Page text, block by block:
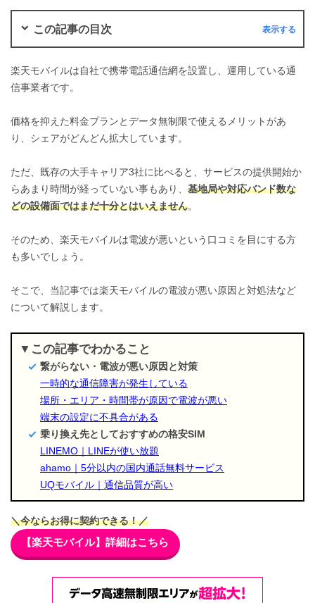
この記事の目次
楽天モバイルは自社で携帯電話通信網を設置し、運用している通
信事業者です。
価格を抑えた料金プランとデータ無制限で使えるメリットがあ
り、シェアがどんどん拡大しています。
ただ、既存の大手キャリア3社に比べると、サービスの提供開始か
らあまり時間が経っていない事もあり、 基地局や対応バンド数な
どの設備面ではまだ十分とはいえません。
そのため、楽天モバイルは電波が悪いという口コミを目にする方
も多いでしょう。
そこで、当記事では楽天モバイルの電波が悪い原因と対処法など
について解説します。
この記事でわかること
繋がらない・電波が悪い原因と対策
一時的な通信障害が発生している
場所・エリア・時間帯が原因で電波が悪い
端末の設定に不具合がある
乗り換え先としておすすめの格安SIM
LINEMO｜LINEが使い放題
ahamo｜5分以内の国内通話無料サービス
UQモバイル｜通信品質が高い
＼今ならお得に契約できる！／
【楽天モバイル】詳細はこちら